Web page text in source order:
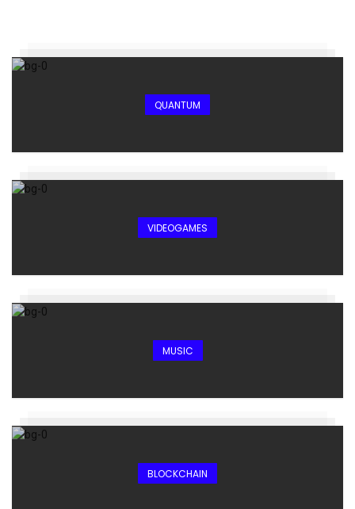
QUANTUM
VIDEOGAMES
MUSIC
BLOCKCHAIN